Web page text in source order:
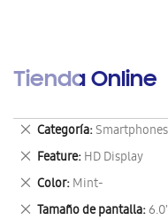
Tienda Online
Categoría Smartphones
Eliminar
este
artículo
Feature HD Display
Eliminar
este
artículo
Color Mint-
Eliminar
este
Tamaño de pantalla
Eliminar